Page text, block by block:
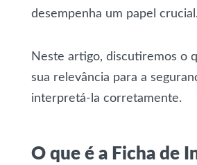
desempenha um papel crucial.
Neste artigo, discutiremos o
sua relevância para a
interpretá-la corretamente.
O que é a Ficha de